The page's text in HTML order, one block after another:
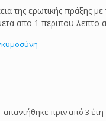
της ερωτικής πράξης
απο 1 περιπου
απαντήθηκε πριν από 3 έτη